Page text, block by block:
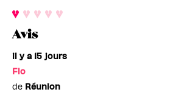
Avis
il y a 15 jours
Flo
de Réunion